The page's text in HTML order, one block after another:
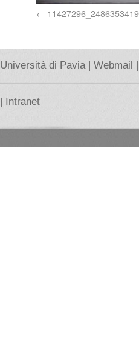
Università di Pavia | Webmail |
Intranet